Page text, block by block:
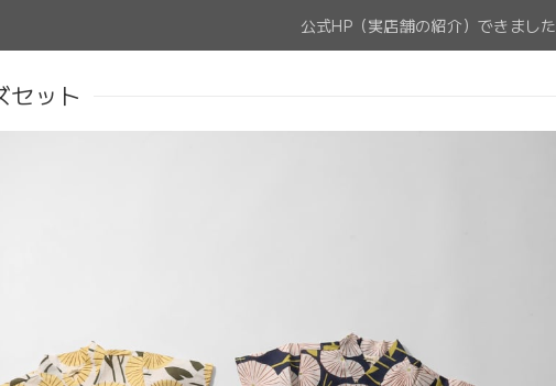
公式HP（実店舗の紹介）できました
セット